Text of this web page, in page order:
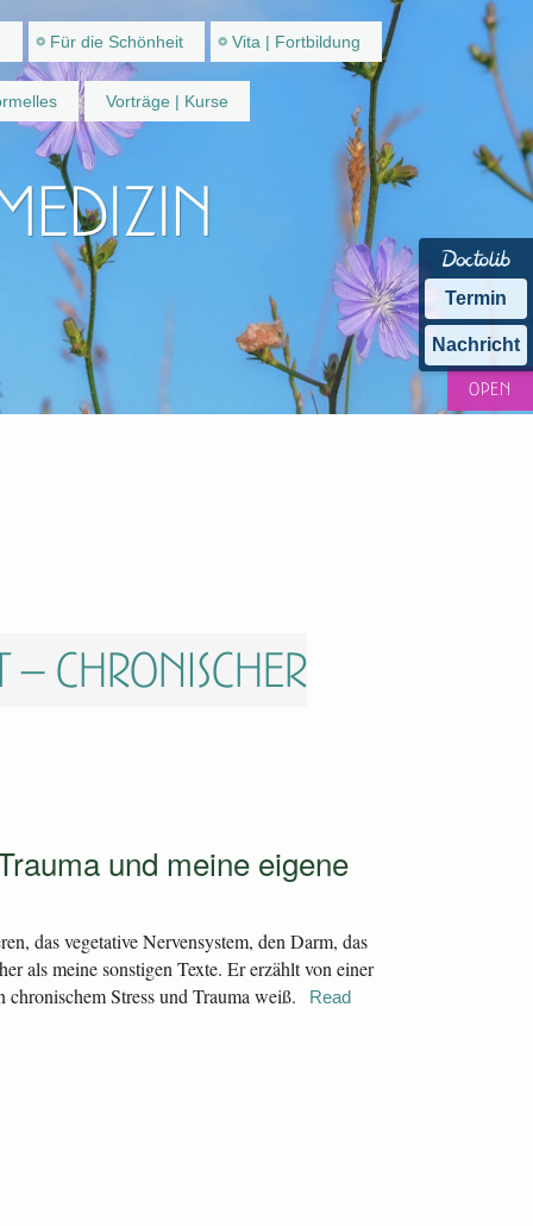
Termin
Nachricht
Für die Schönheit Vita | Fortbildung
Vorträge | Kurse
– chronischer
und meine eigene
das vegetative Nervensystem, den Darm, das
als meine sonstigen Texte. Er erzählt von einer
Stress und Trauma weiß.
Read